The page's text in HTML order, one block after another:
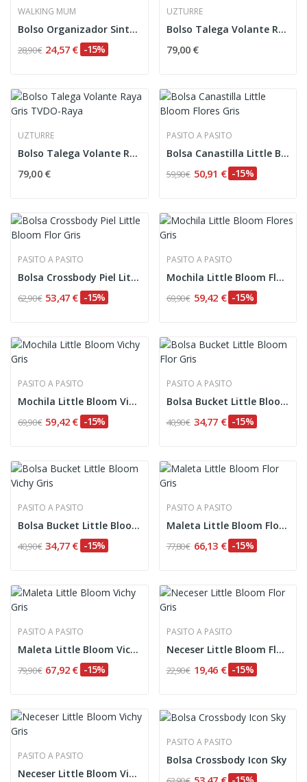
WALKING MUM
Bolso Organizador Sintra Beige
28,90 € 24,57 € -15%
UZTURRE
Bolso Talega Volante Raya Rosa TVDO-Raya
79,00 €
UZTURRE
Bolso Talega Volante Raya Gris TVDO-Raya
79,00 €
PASITO A PASITO
Bolsa Canastilla Little Bloom Flores Gris
59,90 € 50,91 € -15%
PASITO A PASITO
Bolsa Crossbody Piel Little Bloom Flor Gris
62,90 € 53,47 € -15%
PASITO A PASITO
Mochila Little Bloom Flores Gris
69,90 € 59,42 € -15%
PASITO A PASITO
Mochila Little Bloom Vichy Gris
69,90 € 59,42 € -15%
PASITO A PASITO
Bolsa Bucket Little Bloom Flor Gris
40,90 € 34,77 € -15%
PASITO A PASITO
Bolsa Bucket Little Bloom Vichy Gris
40,90 € 34,77 € -15%
PASITO A PASITO
Maleta Little Bloom Flor Gris
77,80 € 66,13 € -15%
PASITO A PASITO
Maleta Little Bloom Vichy Gris
79,90 € 67,92 € -15%
PASITO A PASITO
Neceser Little Bloom Flor Gris
22,90 € 19,46 € -15%
PASITO A PASITO
Neceser Little Bloom Vichy Gris
PASITO A PASITO
Bolsa Crossbody Icon Sky